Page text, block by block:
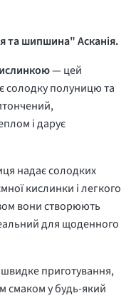
та шипшина" Асканія.
— цей
солодку полуницю та
і дарує
надає солодких
кислинки і легкого
вони створюють
для щоденного
приготування,
смаком у будь-який